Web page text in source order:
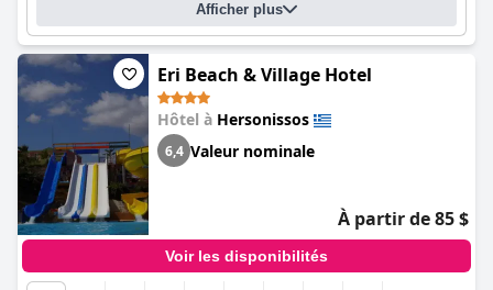
Afficher plus
Eri Beach & Village Hotel
Hôtel à Hersonissos
6,4 Valeur nominale
À partir de 85 $
Voir les disponibilités